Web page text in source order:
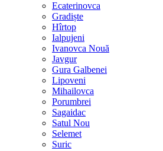
Ecaterinovca
Gradiște
Hîrtop
Ialpujeni
Ivanovca Nouă
Javgur
Gura Galbenei
Lipoveni
Mihailovca
Porumbrei
Sagaidac
Satul Nou
Selemet
Suric